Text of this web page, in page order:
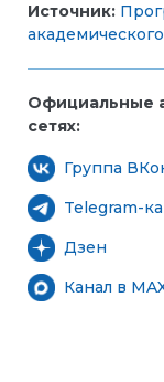
Источник:
Официальные
сетях:
Группа
Telegram-
Дзен
Канал в